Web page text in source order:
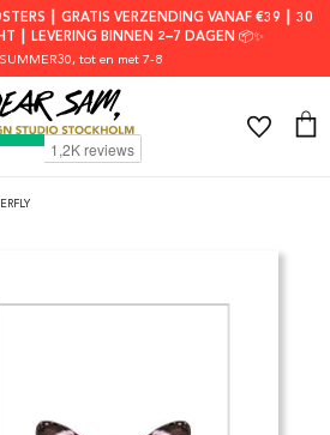
┃ GRATIS VERZENDING VANAF €39 ┃ 30
┃ LEVERING BINNEN 2–7 DAGEN 📦✨
, tot en met 7-8